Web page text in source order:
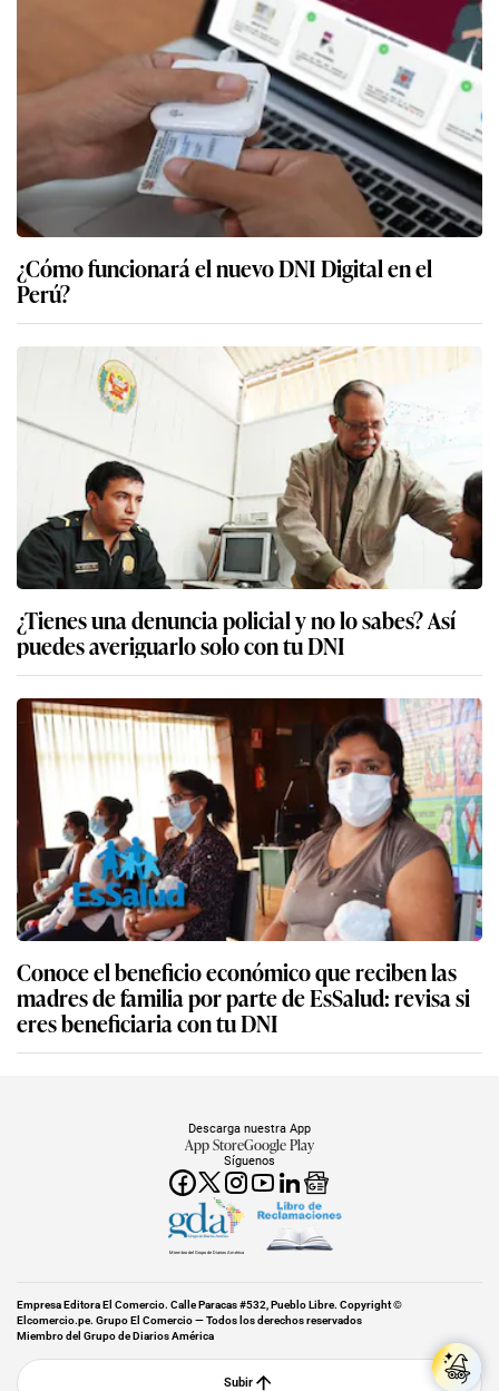
¿Cómo funcionará el nuevo DNI Digital en el
Perú?
¿Tienes una denuncia policial y no lo sabes? Así
puedes averiguarlo solo con tu DNI
Conoce el beneficio económico que reciben las
madres de familia por parte de EsSalud: revisa si
eres beneficiaria con tu DNI
Síguenos
Descarga nuestra App
App StoreGoogle Play
Miembro del Grupo de Diarios América
Empresa Editora El Comercio. Calle Paracas #532, Pueblo Libre. Copyright ©
Elcomercio.pe. Grupo El Comercio — Todos los derechos reservados
Miembro del Grupo de Diarios América
Subir